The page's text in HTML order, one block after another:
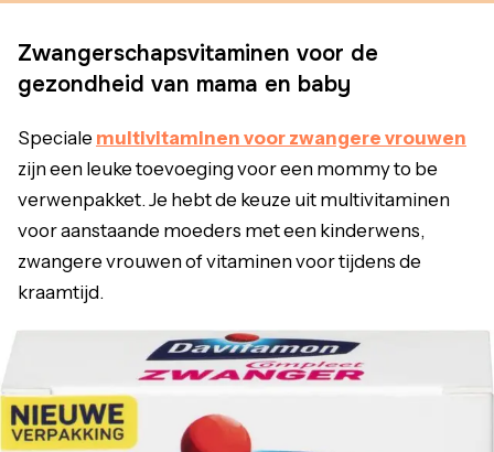
Zwangerschapsvitaminen voor de
gezondheid van mama en baby
Speciale multivitaminen voor zwangere vrouwen
zijn een leuke toevoeging voor een mommy to be
verwenpakket. Je hebt de keuze uit multivitaminen
voor aanstaande moeders met een kinderwens,
zwangere vrouwen of vitaminen voor tijdens de
kraamtijd.